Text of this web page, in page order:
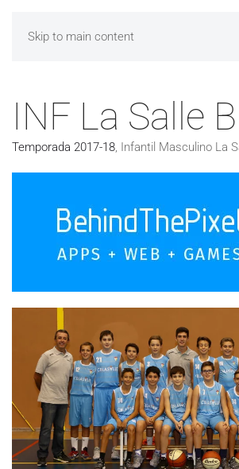
Skip to main content
INF La Salle B
Temporada 2017-18, Infantil Masculino La